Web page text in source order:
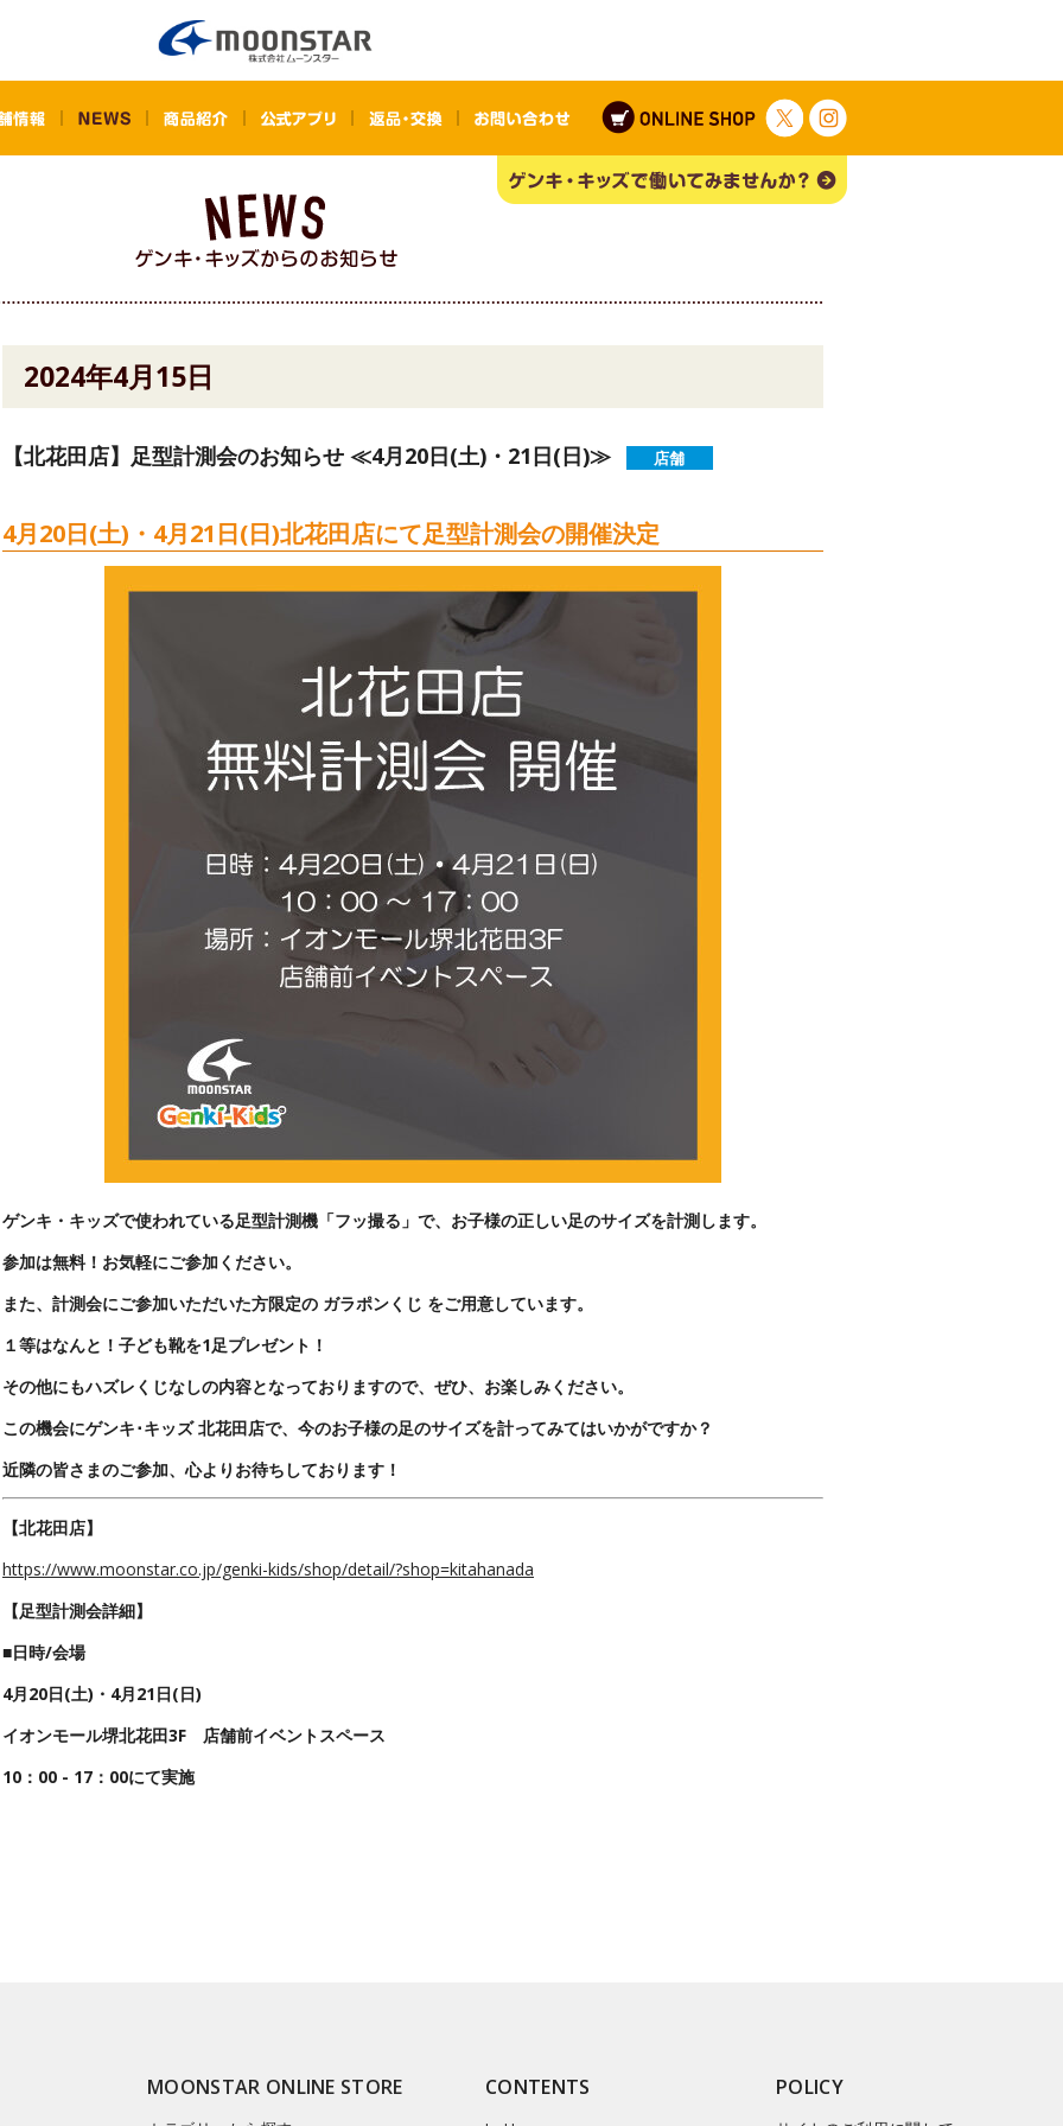
2024年4月15日
【北花田店】足型計測会のお知らせ ≪4月20日(土)・21日(日)≫ 店舗
4月20日(土)・4月21日(日)北花田店にて足型計測会の開催決定
ゲンキ・キッズで使われている足型計測機「フッ撮る」で、お子様の正しい足のサイズを計測します。
参加は無料！お気軽にご参加ください。
また、計測会にご参加いただいた方限定の ガラポンくじ をご用意しています。
１等はなんと！子ども靴を1足プレゼント！
その他にもハズレくじなしの内容となっておりますので、ぜひ、お楽しみください。
この機会にゲンキ･キッズ 北花田店で、今のお子様の足のサイズを計ってみてはいかがですか？
近隣の皆さまのご参加、心よりお待ちしております！
【北花田店】
https://www.moonstar.co.jp/genki-kids/shop/detail/?shop=kitahanada
【足型計測会詳細】
■日時/会場
4月20日(土)・4月21日(日)
イオンモール堺北花田3F 店舗前イベントスペース
10：00 - 17：00にて実施
MOONSTAR ONLINE STORE CONTENTS POLICY